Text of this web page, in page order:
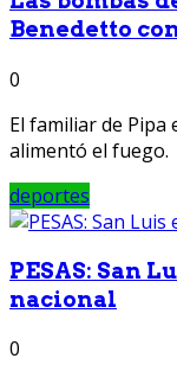
Benedetto
0
El familiar de Pipa
alimentó el fuego.
deportes
PESAS: San
nacional
0